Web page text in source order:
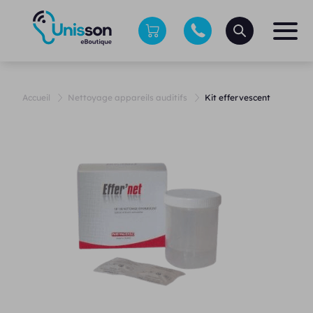
Accueil Nettoyage appareils auditifs Kit effervescent